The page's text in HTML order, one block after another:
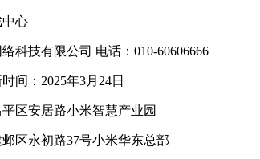
心
科技有限公司 电话：010-60606666
间：2025年3月24日
区安居路小米智慧产业园
区永初路37号小米华东总部